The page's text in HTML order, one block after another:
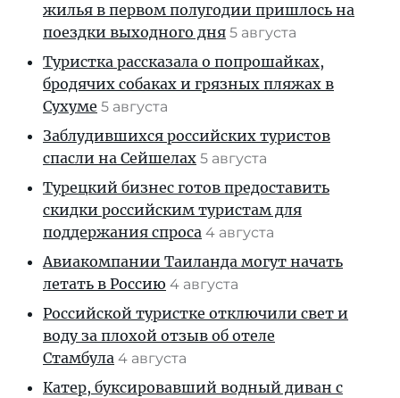
жилья в первом полугодии пришлось на
поездки выходного дня 5 августа
Туристка рассказала о попрошайках,
бродячих собаках и грязных пляжах в
Сухуме 5 августа
Заблудившихся российских туристов
спасли на Сейшелах 5 августа
Турецкий бизнес готов предоставить
скидки российским туристам для
поддержания спроса 4 августа
Авиакомпании Таиланда могут начать
летать в Россию 4 августа
Российской туристке отключили свет и
воду за плохой отзыв об отеле
Стамбула 4 августа
Катер, буксировавший водный диван с